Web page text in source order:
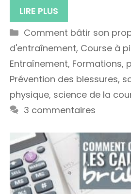
LIRE PLUS
Catégories
Comment bâtir son
d'entraînement, Course à
Entraînement, Formations,
Prévention des blessures,
physique, science de la
3 commentaires